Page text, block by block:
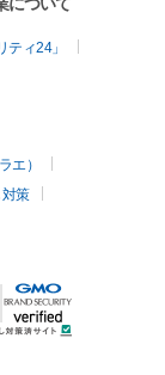
ィ24」
エ）
策